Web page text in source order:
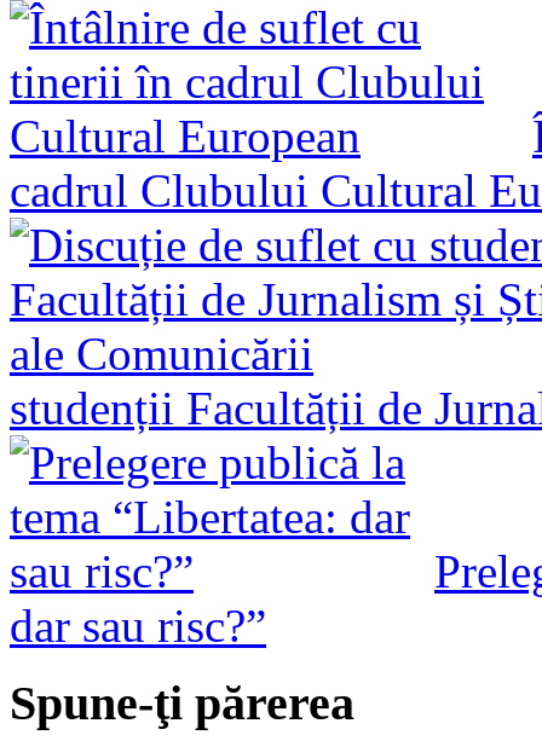
cadrul Clubului Cultural
studenții Facultății de
dar sau risc?”
Spune-ţi părerea